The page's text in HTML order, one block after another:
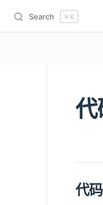
Search ⌘ K
代
12003
代